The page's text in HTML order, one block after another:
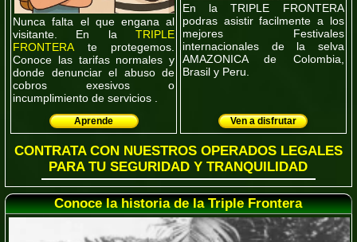
Nunca falta el que engana al
visitante. En la TRIPLE
FRONTERAte protegemos.
Conoce las tarifas normales y
donde denunciar el abuso de
cobros exesivos o
incumplimiento de servicios .
Aprende
En la TRIPLE FRONTERA
podras asistir facilmente a los
mejores Festivales
internacionales de la selva
AMAZONICA de Colombia,
Brasil y Peru.
Ven a disfrutar
CONTRATA CON NUESTROS OPERADOS LEGALES
PARA TU SEGURIDAD Y TRANQUILIDAD
Conoce la historia de la Triple Frontera